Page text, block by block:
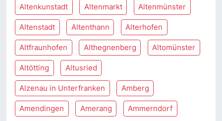
Altenkunstadt Altenmarkt Altenmünster
Altenstadt Altenthann Alterhofen
Altfraunhofen Althegnenberg Altomünster
Altötting Altusried
Alzenau in Unterfranken Amberg
Amendingen Amerang Ammerndorf